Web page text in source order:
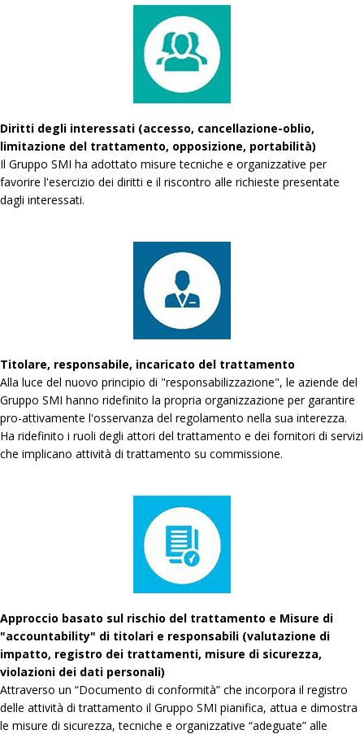
Diritti degli interessati (accesso, cancellazione-oblio,
limitazione del trattamento, opposizione, portabilità)
Il Gruppo SMI ha adottato misure tecniche e organizzative per
favorire l'esercizio dei diritti e il riscontro alle richieste presentate
dagli interessati.
Titolare, responsabile, incaricato del trattamento
Alla luce del nuovo principio di "responsabilizzazione", le aziende del
Gruppo SMI hanno ridefinito la propria organizzazione per garantire
pro-attivamente l'osservanza del regolamento nella sua interezza.
Ha ridefinito i ruoli degli attori del trattamento e dei fornitori di servizi
che implicano attività di trattamento su commissione.
Approccio basato sul rischio del trattamento e Misure di
"accountability" di titolari e responsabili (valutazione di
impatto, registro dei trattamenti, misure di sicurezza,
violazioni dei dati personali)
Attraverso un “Documento di conformità” che incorpora il registro
delle attività di trattamento il Gruppo SMI pianifica, attua e dimostra
le misure di sicurezza, tecniche e organizzative “adeguate” alle